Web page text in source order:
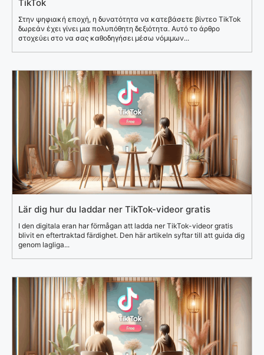
TikTok
Στην ψηφιακή εποχή, η δυνατότητα να κατεβάσετε βίντεο TikTok
δωρεάν έχει γίνει μια πολυπόθητη δεξιότητα. Αυτό το άρθρο
στοχεύει στο να σας καθοδηγήσει μέσω νόμιμων...
Lär dig hur du laddar ner TikTok-videor gratis
I den digitala eran har förmågan att ladda ner TikTok-videor gratis
blivit en eftertraktad färdighet. Den här artikeln syftar till att guida dig
genom lagliga...